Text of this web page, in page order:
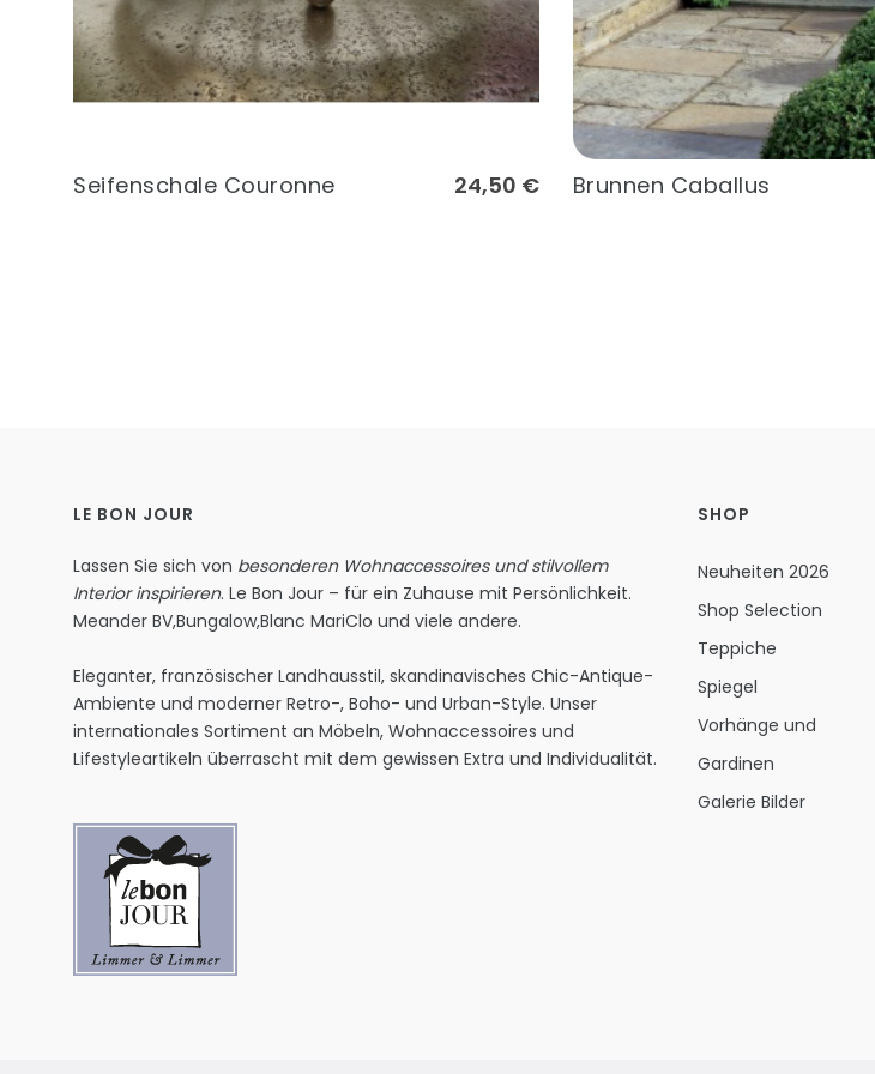
24,50 €
Seifenschale Couronne Brunnen Caballus
LE BON JOUR
Lassen Sie sich von besonderen Wohnaccessoires und stilvollem
Interior inspirieren. Le Bon Jour – für ein Zuhause mit Persönlichkeit.
Meander BV,Bungalow,Blanc MariClo und viele andere.
Eleganter, französischer Landhausstil, skandinavisches Chic-Antique-
Ambiente und moderner Retro-, Boho- und Urban-Style. Unser
internationales Sortiment an Möbeln, Wohnaccessoires und
Lifestyleartikeln überrascht mit dem gewissen Extra und Individualität.
SHOP
Neuheiten 2026
Shop Selection
Teppiche
Spiegel
Vorhänge und
Gardinen
Galerie Bilder